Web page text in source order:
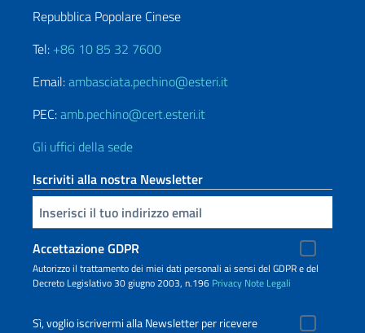
Repubblica Popolare Cinese
Tel: +86 10 85 32 7600
Email:ambasciata.pechino@esteri.it
PEC:amb.pechino@cert.esteri.it
Gli uffici della sede
Iscriviti alla nostra Newsletter
Inserisci la tua email
Accettazione GDPR
Autorizzo il trattamento dei miei dati personali ai sensi del GDPR e del
Decreto Legislativo 30 giugno 2003, n.196 Privacy Note Legali
Sì, voglio iscrivermi alla Newsletter per ricevere